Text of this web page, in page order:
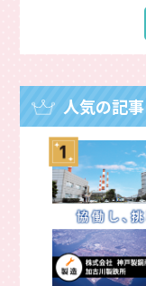
赤穂市
夢前町
製造 建設
調理・飲食 通信
商社 卸売
冠婚葬祭・介護
人気の記事